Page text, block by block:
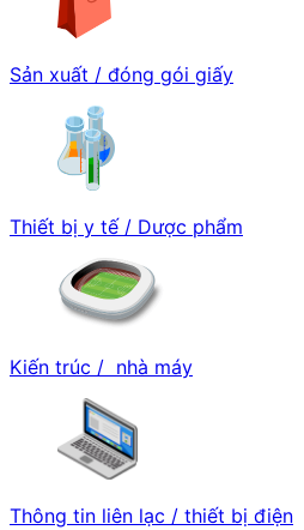
Sản xuất / đóng gói giấy
Thiết bị y tế / Dược phẩm
Kiến trúc / nhà máy
Thông tin liên lạc / thiết bị điện